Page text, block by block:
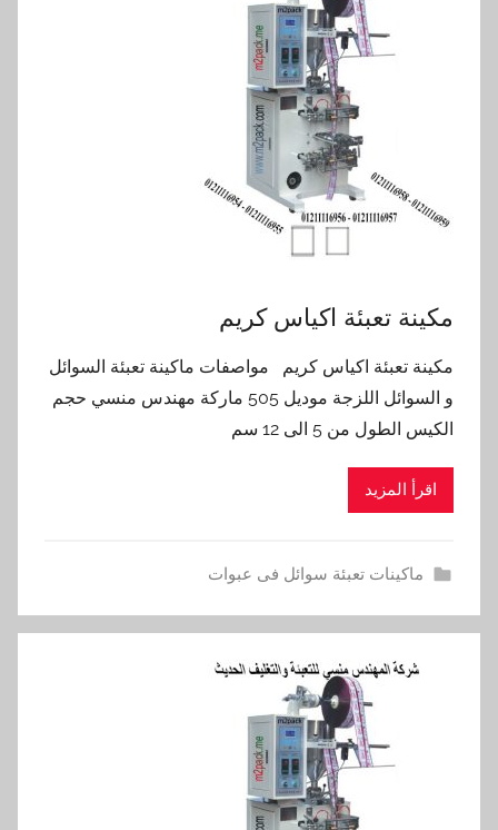
مكينة تعبئة اكياس كريم
مكينة تعبئة اكياس كريم مواصفات ماكينة تعبئة السوائل
و السوائل اللزجة موديل 505 ماركة مهندس منسي حجم
الكيس الطول من 5 الى 12 سم
اقرأ المزيد
ماكينات تعبئة سوائل فى عبوات